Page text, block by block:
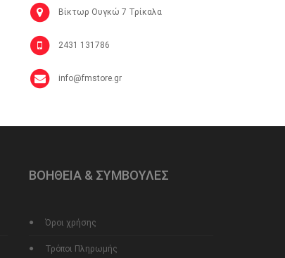
Βίκτωρ Ουγκώ 7 Τρίκαλα
2431 131786
info@fmstore.gr
ΒΟΗΘΕΙΑ & ΣΥΜΒΟΥΛΕΣ
Όροι χρήσης
Τρόποι Πληρωμής